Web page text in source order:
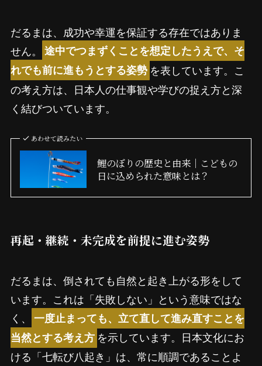
だるまは、成功や幸運を保証する存在ではありま
せん。
途中でつまずくことを想定したうえで、そ
れでも前に進もうとする姿勢 を表しています。こ
の考え方は、日本人の仕事観や学びの捉え方と深
く結びついています。
あわせて読みたい
鯉のぼりの歴史と由来｜こどもの
日に込められた意味とは？
再起・継続・未完成を前提に進む姿勢
だるまは、倒されても自然と起き上がる形をして
います。これは「失敗しない」という意味ではな
く、
一度止まっても、立て直して進み直すことを
当然とする考え方 を示しています。日本文化にお
ける「七転び八起き」は、常に順調であることよ